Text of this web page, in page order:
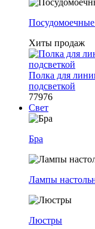
Хиты продаж
Полка для
подсветкой
77976
Свет
Бра
Лампы
Люстры